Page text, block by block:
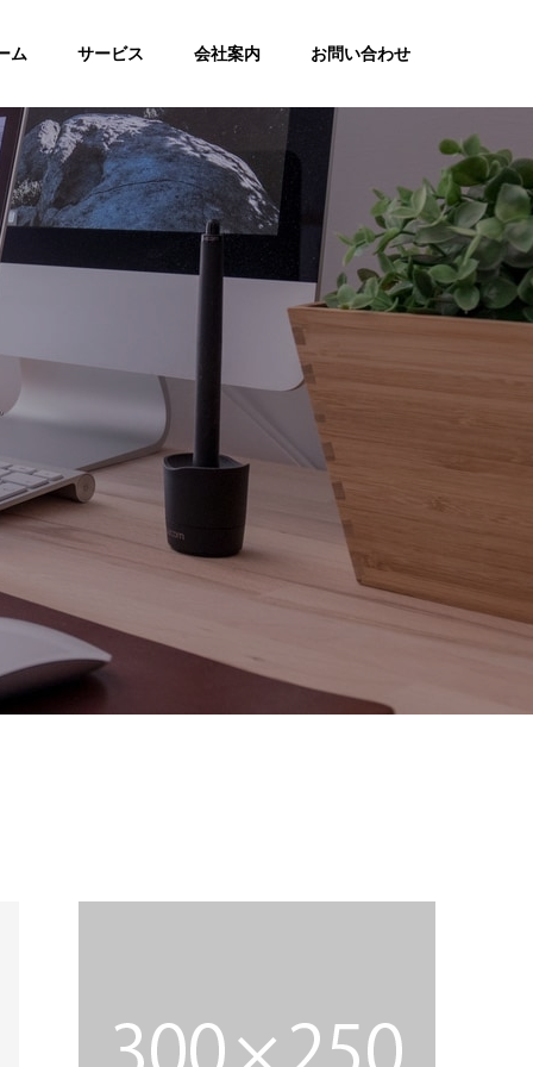
ム サービス 会社案内 お問い合わせ